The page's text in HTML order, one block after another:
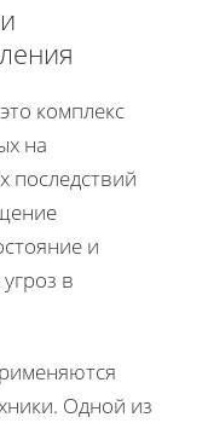
комплекс
на
последствий
и
в
Одной из